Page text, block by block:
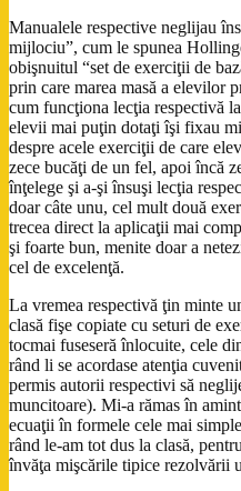
Manualele respective neglijau
mijlociu”, cum le spunea
obişnuitul “set de exerciţii de
prin care marea masă a elevilor
cum funcţiona lecţia respectivă
elevii mai puţin dotaţi îşi fixau
despre acele exerciţii de care
zece bucăţi de un fel, apoi încă
înţelege şi a-şi însuşi lecţia
doar câte unu, cel mult două
trecea direct la aplicaţii mai
şi foarte bun, menite doar a
cel de excelenţă.
La vremea respectivă ţin minte
clasă fişe copiate cu seturi de
tocmai fuseseră înlocuite, cele
rând li se acordase atenţia
permis autorii respectivi să
muncitoare). Mi-a rămas în
ecuaţii în formele cele mai
rând le-am tot dus la clasă,
învăţa mişcările tipice rezolvării